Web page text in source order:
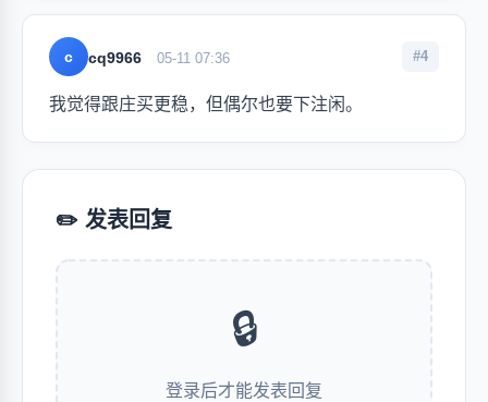
c cq9966 05-11 07:36 #4
我觉得跟庄买更稳，但偶尔也要下注闲。
✏️ 发表回复
🔒
登录后才能发表回复